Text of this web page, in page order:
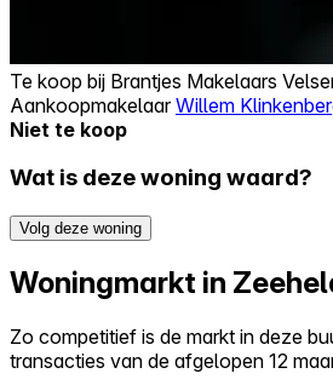
Te koop bij Brantjes Makelaars
AankoopmakelaarWillem
Niet te koop
Wat is deze woning waard?
Volg deze woning
Woningmarkt in
Zo competitief is de markt in deze
transacties van de afgelopen 12